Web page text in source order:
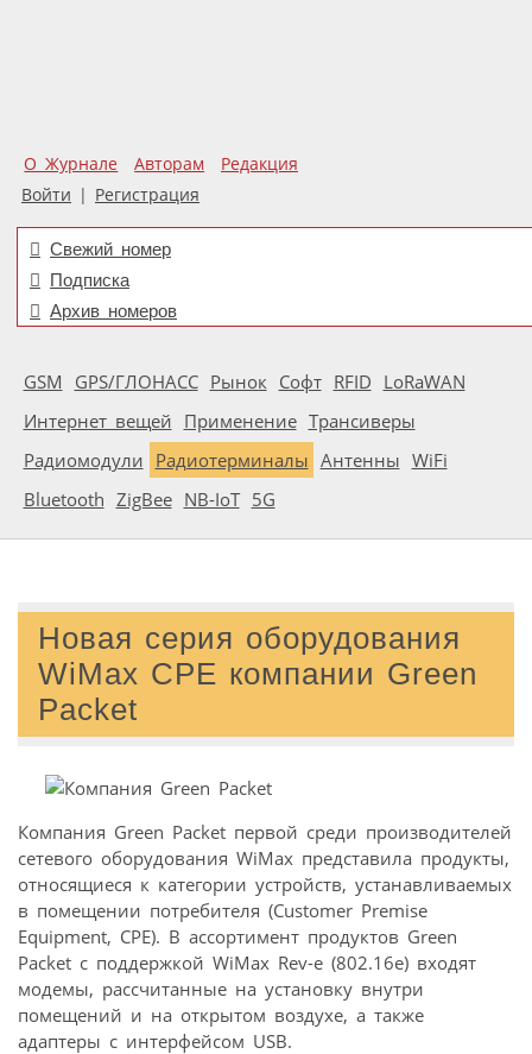
О Журнале Авторам
Редакция
Войти | Регистрация
Свежий номер
Подписка
Архив номеров
GSM GPS/ГЛОНАСС Рынок Софт RFID LoRaWAN
Интернет вещей Применение Трансиверы
Радиомодули Радиотерминалы Антенны WiFi
Bluetooth ZigBee NB-IoT 5G
Новая серия оборудования
WiMax CPE компании Green
Packet
Компания Green Packet первой среди производителей
сетевого оборудования WiMax представила продукты,
относящиеся к категории устройств, устанавливаемых
в помещении потребителя (Customer Premise
Equipment, CPE). В ассортимент продуктов Green
Packet с поддержкой WiMax Rev-e (802.16e) входят
модемы, рассчитанные на установку внутри
помещений и на открытом воздухе, а также
адаптеры с интерфейсом USB.